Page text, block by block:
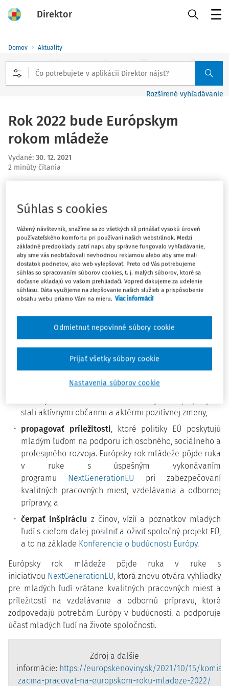
Direktor
Domov Aktuality
Rozšírené vyhľadávanie
Rok 2022 bude Európskym
rokom mládeže
Vydané: 30. 12. 2021
2 minúty čítania
der Leyenovej
prejave o stave Únie 2021
formálny návrh vyhlásiť rok 2022 za Európsky rok
mládeže.
Komisia v spolupráci s Európskym parlamentom,
členskými štátmi, regionálnymi a miestnymi orgánmi,
zainteresovanými stranami a mladými ľuďmi má v úmysle:
vyznamenať a podporiť generáciu,ktorá toho počas
a dôveru v budúcnosť tým, že vyzdvihne nové
perspektívy a príležitosti, ktoré ponúka zelená a
digitálna transformácia,
povzbudiť všetkých mladých ľudí,najmä tých, ktorí
znevýhodneného prostredia, vidieckych alebo
stali aktívnymi občanmi a aktérmi pozitívnej zmeny,
propagovať príležitosti, ktoré politiky EÚ poskytujú
mladým ľuďom na podporu ich osobného, sociálneho a
profesijného rozvoja. Európsky rok mládeže pôjde ruka
v ruke s úspešným vykonávaním
programu NextGenerationEU pri zabezpečovaní
kvalitných pracovných miest, vzdelávania a odbornej
prípravy, a
čerpať inšpiráciu z činov, vízií a poznatkov mladých
ľudí s cieľom ďalej posilniť a oživiť spoločný projekt EÚ,
a to na základe Konferencie o budúcnosti Európy.
Európsky rok mládeže pôjde ruka v ruke s
iniciatívou NextGenerationEU, ktorá znovu otvára vyhliadky
pre mladých ľudí vrátane kvalitných pracovných miest a
príležitostí na vzdelávanie a odbornú prípravu, ktoré
zodpovedajú potrebám Európy v budúcnosti, a podporuje
účasť mladých ľudí na živote spoločnosti.
Zdroj a ďalšie
informácie: https://europskenoviny.sk/2021/10/15/
zacina-pracovat-na-europskom-roku-mladeze-2022/
Súhlas s cookies
Vážený návštevník, snažíme sa zo všetkých síl prinášať vysokú úroveň
používateľského komfortu pri používaní našich webstránok. Medzi
základné predpoklady patrí napr. aby správne fungovalo vyhľadávanie,
aby sme vás neobťažovali nevhodnou reklamou alebo aby sme mali
dostatok podnetov, ako web vylepšovať. Preto od Vás potrebujeme
súhlas so spracovaním súborov cookies, t. j. malých súborov, ktoré sa
dočasne ukladajú vo vašom prehliadači. Vopred ďakujeme za udelenie
súhlasu. Dáta využijeme na zlepšovanie našich služieb a prispôsobenie
obsahu webu priamo Vám na mieru. Viac informácií
Nastavenia súborov cookie
Odmietnut nepovinné súbory cookie
Prijať všetky súbory cookie